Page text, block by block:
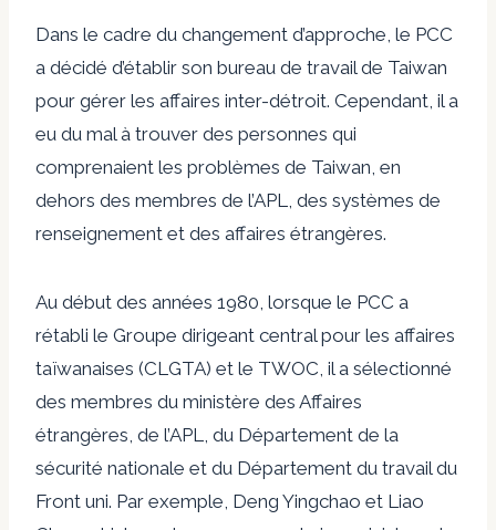
Dans le cadre du changement d’approche, le PCC
a décidé d’établir son bureau de travail de Taiwan
pour gérer les affaires inter-détroit. Cependant, il a
eu du mal à trouver des personnes qui
comprenaient les problèmes de Taiwan, en
dehors des membres de l’APL, des systèmes de
renseignement et des affaires étrangères.
Au début des années 1980, lorsque le PCC a
rétabli le Groupe dirigeant central pour les affaires
taïwanaises (CLGTA) et le TWOC, il a sélectionné
des membres du ministère des Affaires
étrangères, de l’APL, du Département de la
sécurité nationale et du Département du travail du
Front uni. Par exemple, Deng Yingchao et Liao